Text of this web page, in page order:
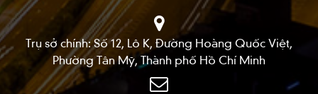
Trụ sở chính: Số 12, Lô K, Đường Hoàng Quốc Việt,
Phường Tân Mỹ, Thành phố Hồ Chí Minh